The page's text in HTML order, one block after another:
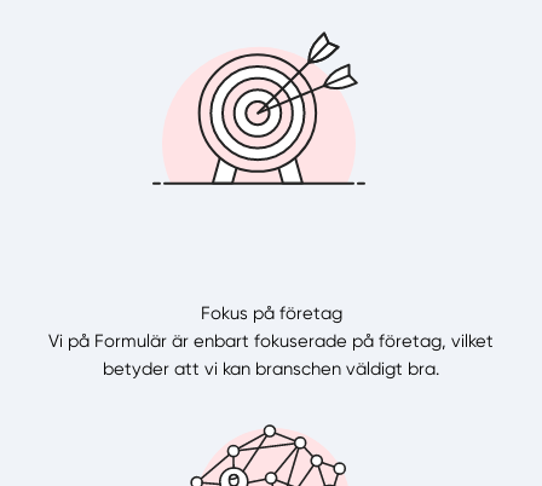
Fokus på företag
Vi på Formulär är enbart fokuserade på företag, vilket
betyder att vi kan branschen väldigt bra.